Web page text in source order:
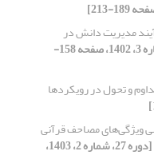
مدیریت دانش در
[دوره 26، شماره 3، 1402، صفحه 158-
و تحول در رویکردها
ویژگی‌های مصاحف قرآنی
[دوره 27، شماره 2، 1403،